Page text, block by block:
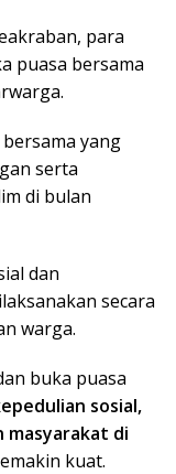
para
puasa bersama
yang
serta
di bulan
dan
secara
warga.
buka puasa
sosial,
masyarakat di
kuat.